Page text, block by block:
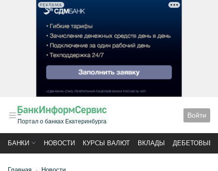
РЕКЛАМА
Портал о банках Екатеринбурга
Войти
БАНКИ НОВОСТИ КУРСЫ ВАЛЮТ ВКЛАДЫ ДЕБЕТОВЫЕ